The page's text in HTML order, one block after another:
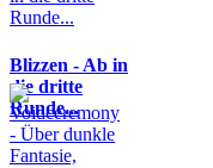
Blizzen - Ab in
die dritte
Runde...